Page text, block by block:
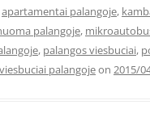
apartamentai palangoje,
palangoje,
, palangos viesbuciai,
viesbuciai palangojeon 2015/